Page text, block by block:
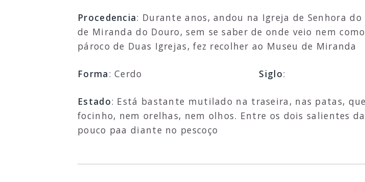
Procedencia: Durante anos, andou na Igreja de Senhora
de Miranda do Douro, sem se saber de onde veio nem
pároco de Duas Igrejas, fez recolher ao Museu de Miranda
Forma: Cerdo Siglo:
Estado: Está bastante mutilado na traseira, nas patas,
focinho, nem orelhas, nem olhos. Entre os dois salientes
pouco paa diante no pescoço